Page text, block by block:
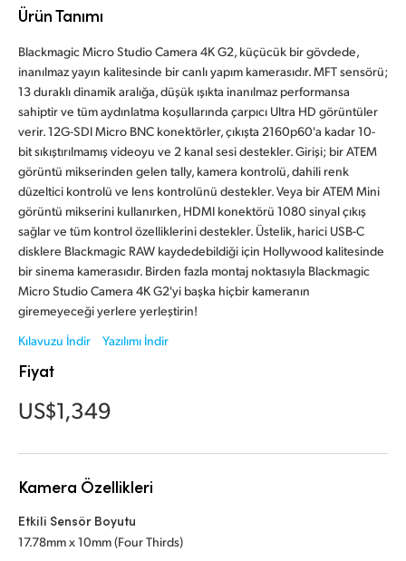
India
Italy
Japan
Korea
Mexico
Malaysia
Netherlands
New Zealand
Poland
South Africa
Ürün Tanımı
Blackmagic Micro Studio Camera 4K G2, küçücük bir gövdede,
inanılmaz yayın kalitesinde bir canlı yapım kamerasıdır. MFT sensörü;
13 duraklı dinamik aralığa, düşük ışıkta inanılmaz performansa
sahiptir ve tüm aydınlatma koşullarında çarpıcı Ultra HD görüntüler
verir. 12G-SDI Micro BNC konektörler, çıkışta 2160p60'a kadar 10-
bit sıkıştırılmamış videoyu ve 2 kanal sesi destekler. Girişi; bir ATEM
görüntü mikserinden gelen tally, kamera kontrolü, dahili renk
düzeltici kontrolü ve lens kontrolünü destekler. Veya bir ATEM Mini
görüntü mikserini kullanırken, HDMI konektörü 1080 sinyal çıkış
sağlar ve tüm kontrol özelliklerini destekler. Üstelik, harici USB-C
disklere Blackmagic RAW kaydedebildiği için Hollywood kalitesinde
bir sinema kamerasıdır. Birden fazla montaj noktasıyla Blackmagic
Micro Studio Camera 4K G2'yi başka hiçbir kameranın
giremeyeceği yerlere yerleştirin!
Kılavuzu İndir
Yazılımı İndir
Fiyat
US$1,349
Kamera Özellikleri
Etkili Sensör Boyutu
17.78mm x 10mm (Four Thirds)